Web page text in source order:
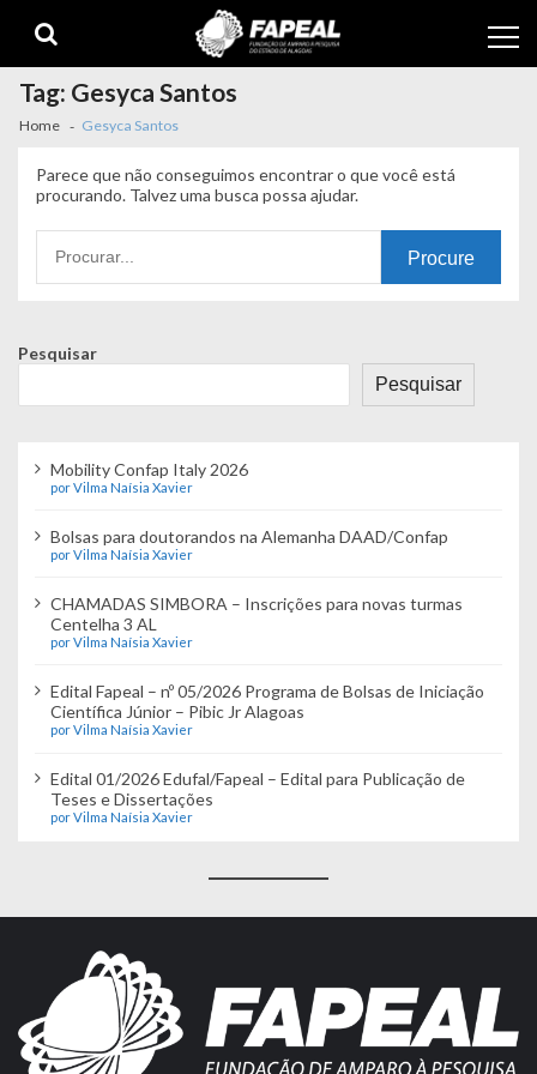
navigation
content
Tag: Gesyca Santos
Home Gesyca Santos
Parece que não conseguimos encontrar o que você está
procurando. Talvez uma busca possa ajudar.
por:
Pesquisar
Pesquisar
Mobility Confap Italy 2026
por Vilma Naísia Xavier
Bolsas para doutorandos na Alemanha DAAD/Confap
por Vilma Naísia Xavier
CHAMADAS SIMBORA – Inscrições para novas turmas
Centelha 3 AL
por Vilma Naísia Xavier
Edital Fapeal – nº 05/2026 Programa de Bolsas de Iniciação
Científica Júnior – Pibic Jr Alagoas
por Vilma Naísia Xavier
Edital 01/2026 Edufal/Fapeal – Edital para Publicação de
Teses e Dissertações
por Vilma Naísia Xavier